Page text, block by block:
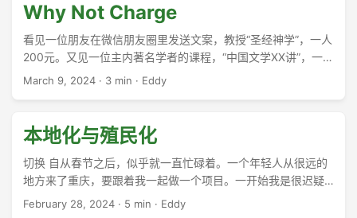
Why Not Charge
看见一位朋友在微信朋友圈里发送文案，教授“圣经神学”，一人
200元。又见一位主内著名学者的课程，“中国文学XX讲”，一人
1200元，团购1000…… ...
March 9, 2024 · 3 min · Eddy
本地化与殖民化
切换 自从春节之后，似乎就一直忙碌着。一个年轻人从很远的
地方来了重庆，要跟着我一起做一个项目。一开始我是很迟疑
的，虽然有程序员的需要，但我并不知道如何安排他。我们从
February 28, 2024 · 5 min · Eddy